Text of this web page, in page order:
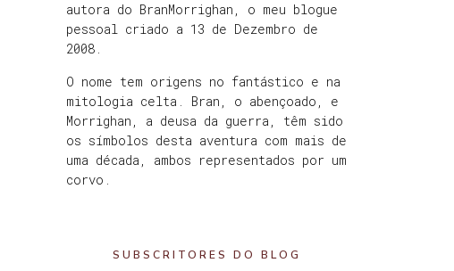
autora do BranMorrighan, o meu blogue
pessoal criado a 13 de Dezembro de
2008.
O nome tem origens no fantástico e na
mitologia celta. Bran, o abençoado, e
Morrighan, a deusa da guerra, têm sido
os símbolos desta aventura com mais de
uma década, ambos representados por um
corvo.
SUBSCRITORES DO BLOG